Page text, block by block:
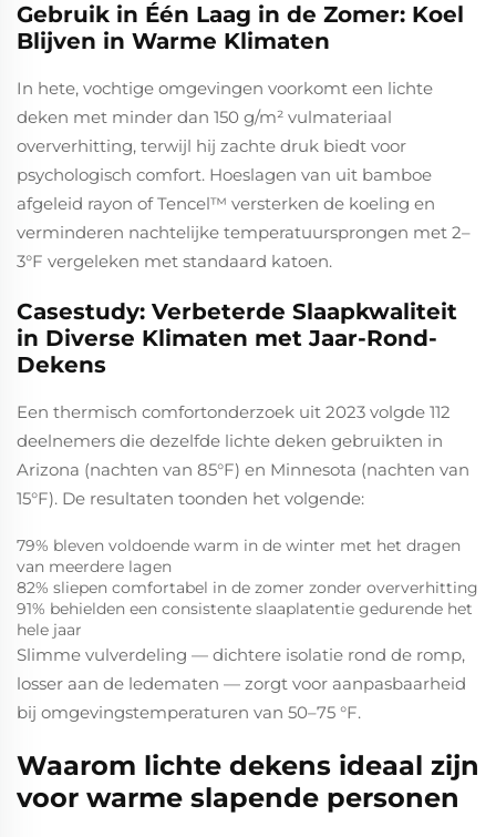
Gebruik in Één Laag in de Zomer: Koel
Blijven in Warme Klimaten
In hete, vochtige omgevingen voorkomt een lichte
deken met minder dan 150 g/m² vulmateriaal
oververhitting, terwijl hij zachte druk biedt voor
psychologisch comfort. Hoeslagen van uit bamboe
afgeleid rayon of Tencel™ versterken de koeling en
verminderen nachtelijke temperatuursprongen met 2–
3°F vergeleken met standaard katoen.
Casestudy: Verbeterde Slaapkwaliteit
in Diverse Klimaten met Jaar-Rond-
Dekens
Een thermisch comfortonderzoek uit 2023 volgde 112
deelnemers die dezelfde lichte deken gebruikten in
Arizona (nachten van 85°F) en Minnesota (nachten van
15°F). De resultaten toonden het volgende:
79% bleven voldoende warm in de winter met het dragen
van meerdere lagen
82% sliepen comfortabel in de zomer zonder oververhitting
91% behielden een consistente slaaplatentie gedurende het
hele jaar
Slimme vulverdeling — dichtere isolatie rond de romp,
losser aan de ledematen — zorgt voor aanpasbaarheid
bij omgevingstemperaturen van 50–75 °F.
Waarom lichte dekens ideaal zijn
voor warme slapende personen